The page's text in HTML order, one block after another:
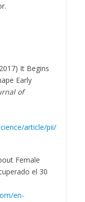
It Begins
Early
of
article/pii/
Female
el 30
en-